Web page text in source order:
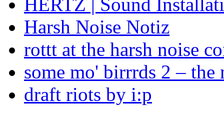
HERTZ | Sound
Harsh Noise Notiz
rottt at the harsh noise
some mo' birrrds 2 –
draft riots by i:p